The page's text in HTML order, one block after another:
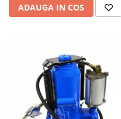
Scule Pneumatice
Scule speciale
Scule supape
Scule suspensie
Scule transmisie
ADAUGA IN COS